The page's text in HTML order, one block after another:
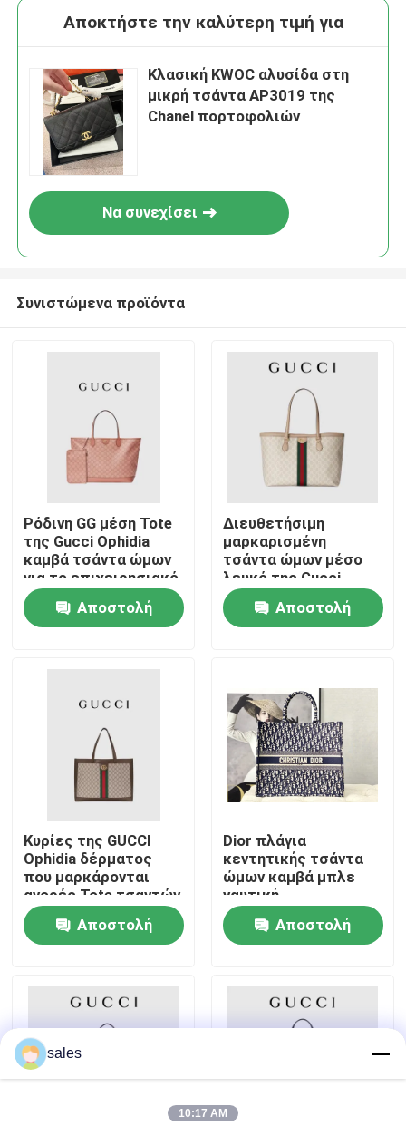
Σπίτι
Περίπου εμείς
Γύρος εργοστασίων
Ποιοτικός έλεγχος
Ειδήσεις
Περιπτώσεις
Αποκτήστε την καλύτερη τιμή για
Κλασική KWOC αλυσίδα στη
μικρή τσάντα AP3019 της
Chanel πορτοφολιών
Να συνεχίσει
Συνιστώμενα προϊόντα
Ρόδινη GG μέση Tote
της Gucci Ophidia
καμβά τσάντα ώμων
για το επιχειρησιακό
ταξίδι
Αποστολή
Διευθετήσιμη
μαρκαρισμένη
τσάντα ώμων μέσο
λευκό της Gucci
Ophidia Tote για τη
γυναίκαΑποστολή
Κυρίες της GUCCI
Ophidia δέρματος
που μαρκάρονται
αγορές Tote τσαντών
ώμων
Αποστολή
Dior πλάγια
κεντητικής τσάντα
ώμων καμβά μπλε
ναυτική
μαρκαρισμένη
χριστιανικό βιβλίο
μεγάλο
Αποστολή
sales
10:17 AM